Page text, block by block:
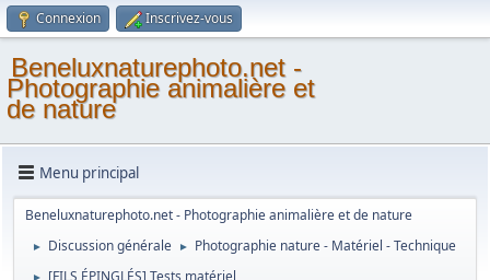
Connexion Inscrivez-vous
Beneluxnaturephoto.net -
Photographie animalière et
de nature
Menu principal
Beneluxnaturephoto.net - Photographie animalière et de nature
► Discussion générale ► Photographie nature - Matériel - Technique
► [FILS ÉPINGLÉS] Tests matériel